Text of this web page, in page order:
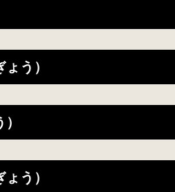
う）
う）